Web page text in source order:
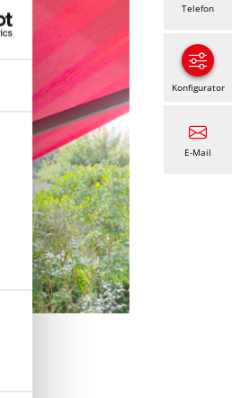
Telefon
Konfigurator
E-Mail